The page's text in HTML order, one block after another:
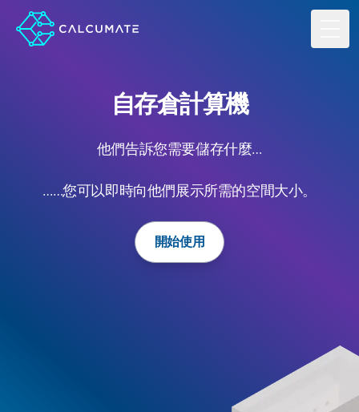
自存倉計算機
他們告訴您需要儲存什麼…
……您可以即時向他們展示所需的空間大小。
開始使用